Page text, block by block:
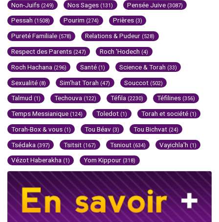
Non-Juifs (249) Nos Sages (131) Pensée Juive (3087)
Pessah (1508) Pourim (274) Prières (3)
Pureté Familiale (578) Relations & Pudeur (528)
Respect des Parents (247) Roch 'Hodech (4)
Roch Hachana (296) Santé (1) Science & Torah (33)
Sexualité (8) Sim'hat Torah (47) Souccot (502)
Talmud (1) Techouva (122) Téfila (2230) Téfilines (356)
Temps Messianique (124) Toledot (1) Torah et société (1)
Torah-Box & vous (1) Tou Béav (3) Tou Bichvat (24)
Tsédaka (397) Tsitsit (167) Tsniout (634) Vayichla'h (1)
Vézot Haberakha (1) Yom Kippour (318)